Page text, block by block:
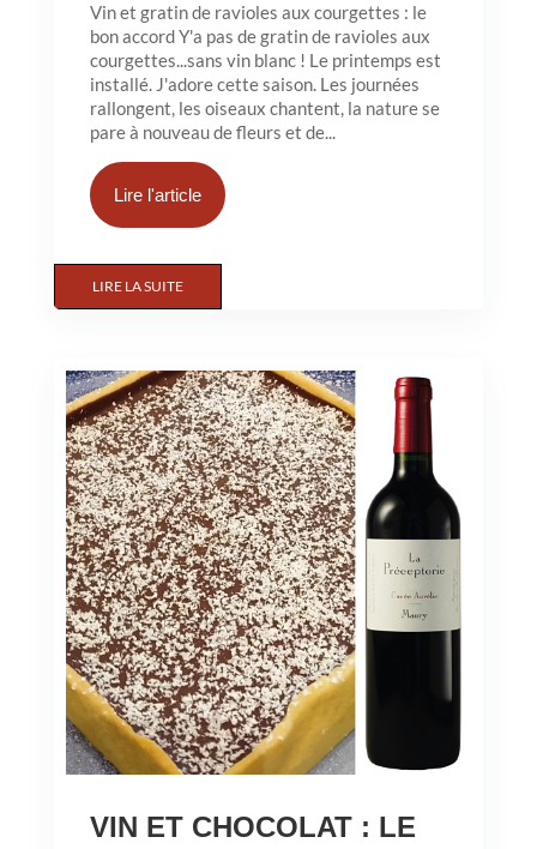
Vin et gratin de ravioles aux courgettes : le
bon accord Y'a pas de gratin de ravioles aux
courgettes...sans vin blanc ! Le printemps est
installé. J'adore cette saison. Les journées
rallongent, les oiseaux chantent, la nature se
pare à nouveau de fleurs et de...
Lire l'article
LIRE LA SUITE
VIN ET CHOCOLAT : LE